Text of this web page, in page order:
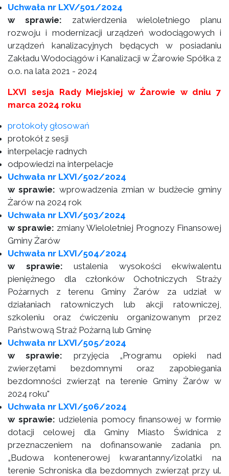
Uchwała nr LXV/501/2024
w sprawie: zatwierdzenia wieloletniego planu
rozwoju i modernizacji urządzeń wodociągowych i
urządzeń kanalizacyjnych będących w posiadaniu
Zakładu Wodociągów i Kanalizacji w Żarowie Spółka z
o.o. na lata 2021 - 2024
LXVI sesja Rady Miejskiej w Żarowie w dniu 7
marca 2024 roku
protokoły głosowań
protokół z sesji
interpelacje radnych
odpowiedzi na interpelacje
Uchwała nr LXVI/502/2024
w sprawie: wprowadzenia zmian w budżecie gminy
Żarów na 2024 rok
Uchwała nr LXVI/503/2024
w sprawie: zmiany Wieloletniej Prognozy Finansowej
Gminy Żarów
Uchwała nr LXVI/504/2024
w sprawie: ustalenia wysokości ekwiwalentu
pieniężnego dla członków Ochotniczych Straży
Pożarnych z terenu Gminy Żarów za udział w
działaniach ratowniczych lub akcji ratowniczej,
szkoleniu oraz ćwiczeniu organizowanym przez
Państwową Straż Pożarną lub Gminę
Uchwała nr LXVI/505/2024
w sprawie: przyjęcia „Programu opieki nad
zwierzętami bezdomnymi oraz zapobiegania
bezdomności zwierząt na terenie Gminy Żarów w
2024 roku"
Uchwała nr LXVI/506/2024
w sprawie: udzielenia pomocy finansowej w formie
dotacji celowej dla Gminy Miasto Świdnica z
przeznaczeniem na dofinansowanie zadania pn.
„Budowa kontenerowej kwarantanny/izolatki na
terenie Schroniska dla bezdomnych zwierząt przy ul.